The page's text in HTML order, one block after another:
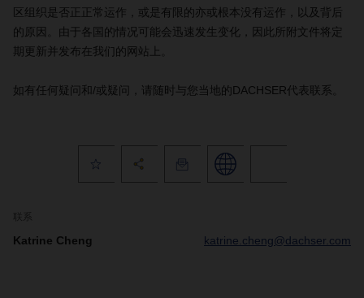
区组织是否正正常运作，或是有限的亦或根本没有运作，以及背后
的原因。由于各国的情况可能会迅速发生变化，因此所附文件将定
期更新并发布在我们的网站上。
如有任何疑问和/或疑问，请随时与您当地的DACHSER代表联系。
Katrine Cheng katrine.cheng@dachser.com